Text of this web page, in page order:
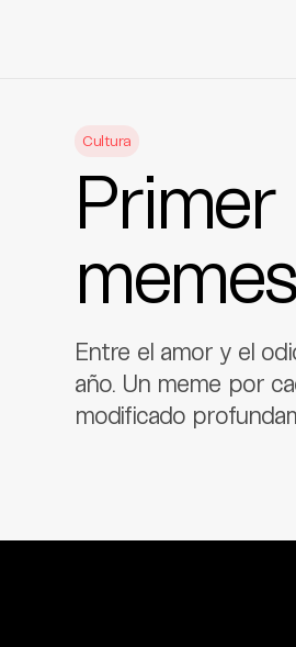
Cultura
Entre el amor y el
año. Un meme por
modificado